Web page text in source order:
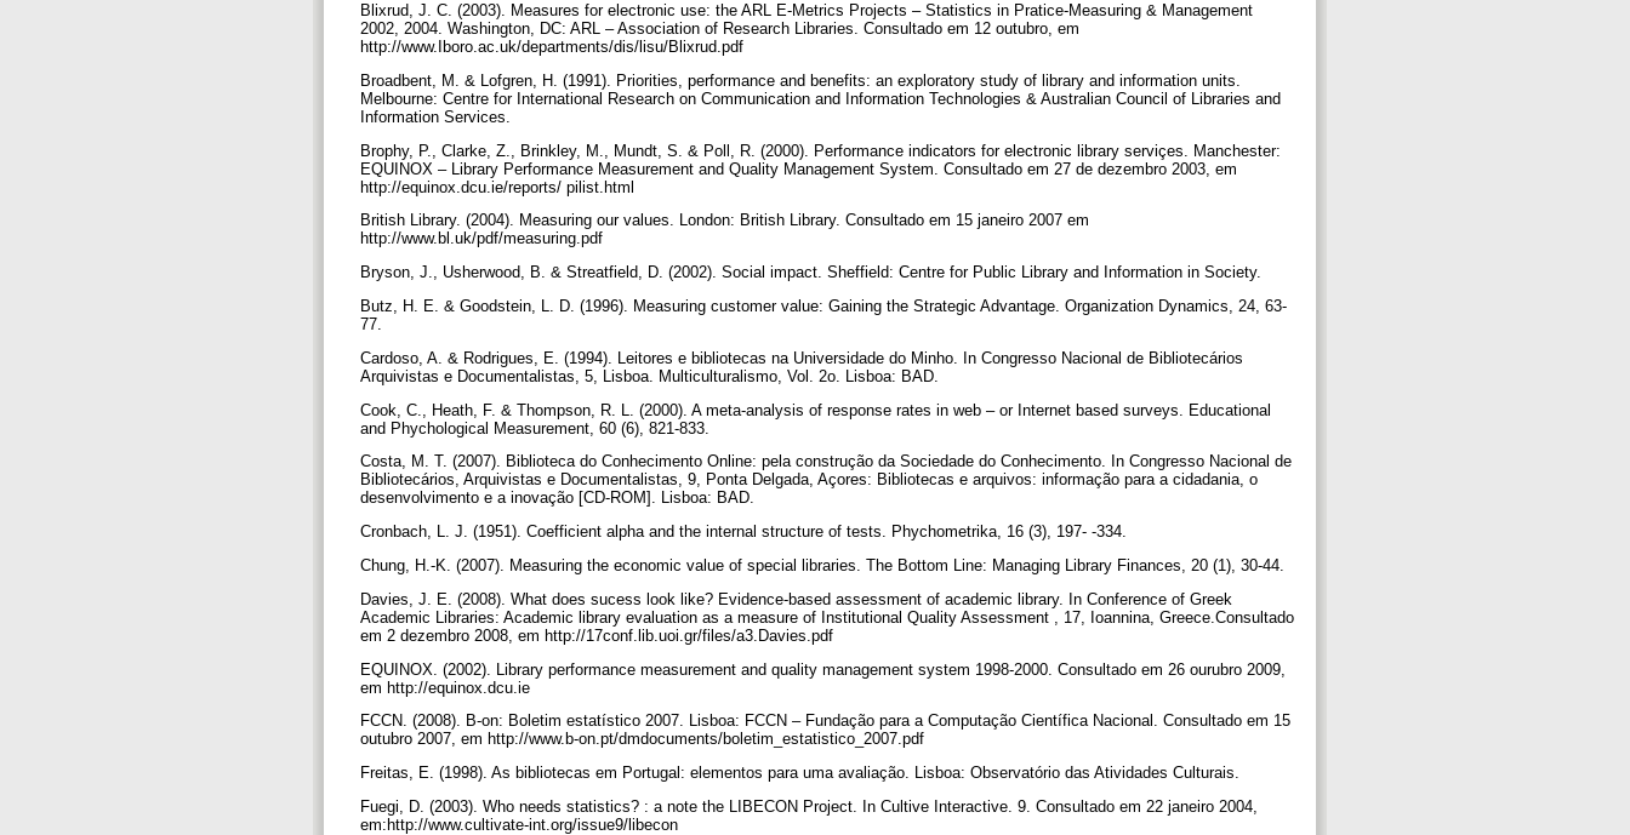
Blixrud, J. C. (2003). Measures for electronic use: the ARL E-Metrics Projects – Statistics in Pratice-Measuring & Management
2002, 2004. Washington, DC: ARL – Association of Research Libraries. Consultado em 12 outubro, em
http://www.Iboro.ac.uk/departments/dis/lisu/Blixrud.pdf
Broadbent, M. & Lofgren, H. (1991). Priorities, performance and benefits: an exploratory study of library and information units.
Melbourne: Centre for International Research on Communication and Information Technologies & Australian Council of Libraries and
Information Services.
Brophy, P., Clarke, Z., Brinkley, M., Mundt, S. & Poll, R. (2000). Performance indicators for electronic library serviçes. Manchester:
EQUINOX – Library Performance Measurement and Quality Management System. Consultado em 27 de dezembro 2003, em
http://equinox.dcu.ie/reports/ pilist.html
British Library. (2004). Measuring our values. London: British Library. Consultado em 15 janeiro 2007 em
http://www.bl.uk/pdf/measuring.pdf
Bryson, J., Usherwood, B. & Streatfield, D. (2002). Social impact. Sheffield: Centre for Public Library and Information in Society.
Butz, H. E. & Goodstein, L. D. (1996). Measuring customer value: Gaining the Strategic Advantage. Organization Dynamics, 24, 63-
77.
Cardoso, A. & Rodrigues, E. (1994). Leitores e bibliotecas na Universidade do Minho. In Congresso Nacional de Bibliotecários
Arquivistas e Documentalistas, 5, Lisboa. Multiculturalismo, Vol. 2o. Lisboa: BAD.
Cook, C., Heath, F. & Thompson, R. L. (2000). A meta-analysis of response rates in web – or Internet based surveys. Educational
and Phychological Measurement, 60 (6), 821-833.
Costa, M. T. (2007). Biblioteca do Conhecimento Online: pela construção da Sociedade do Conhecimento. In Congresso Nacional de
Bibliotecários, Arquivistas e Documentalistas, 9, Ponta Delgada, Açores: Bibliotecas e arquivos: informação para a cidadania, o
desenvolvimento e a inovação [CD-ROM]. Lisboa: BAD.
Cronbach, L. J. (1951). Coefficient alpha and the internal structure of tests. Phychometrika, 16 (3), 197- -334.
Chung, H.-K. (2007). Measuring the economic value of special libraries. The Bottom Line: Managing Library Finances, 20 (1), 30-44.
Davies, J. E. (2008). What does sucess look like? Evidence-based assessment of academic library. In Conference of Greek
Academic Libraries: Academic library evaluation as a measure of Institutional Quality Assessment , 17, Ioannina, Greece.Consultado
em 2 dezembro 2008, em http://17conf.lib.uoi.gr/files/a3.Davies.pdf
EQUINOX. (2002). Library performance measurement and quality management system 1998-2000. Consultado em 26 ourubro 2009,
em http://equinox.dcu.ie
FCCN. (2008). B-on: Boletim estatístico 2007. Lisboa: FCCN – Fundação para a Computação Científica Nacional. Consultado em 15
outubro 2007, em http://www.b-on.pt/dmdocuments/boletim_estatistico_2007.pdf
Freitas, E. (1998). As bibliotecas em Portugal: elementos para uma avaliação. Lisboa: Observatório das Atividades Culturais.
Fuegi, D. (2003). Who needs statistics? : a note the LIBECON Project. In Cultive Interactive. 9. Consultado em 22 janeiro 2004,
em:http://www.cultivate-int.org/issue9/libecon